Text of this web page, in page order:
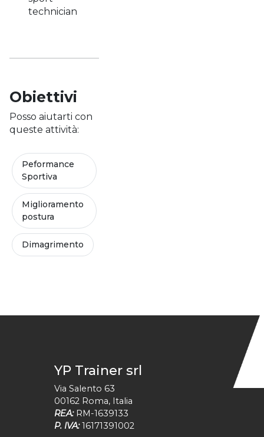
technician
Obiettivi
Posso aiutarti con
queste attività:
Peformance
Sportiva
Miglioramento
postura
Dimagrimento
YP Trainer srl
Via Salento 63
00162 Roma, Italia
REA: RM-1639133
P. IVA: 16171391002